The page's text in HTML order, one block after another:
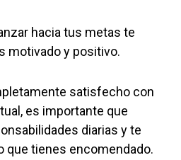
hacia tus metas te
motivado y positivo.
satisfecho con
es importante que
diarias y te
que tienes encomendado.